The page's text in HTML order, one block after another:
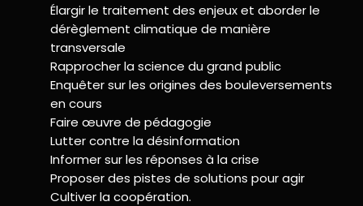
Élargir le traitement des enjeux et aborder le
dérèglement climatique de manière
transversale
Rapprocher la science du grand public
Enquêter sur les origines des bouleversements
en cours
Faire œuvre de pédagogie
Lutter contre la désinformation
Informer sur les réponses à la crise
Proposer des pistes de solutions pour agir
Cultiver la coopération.